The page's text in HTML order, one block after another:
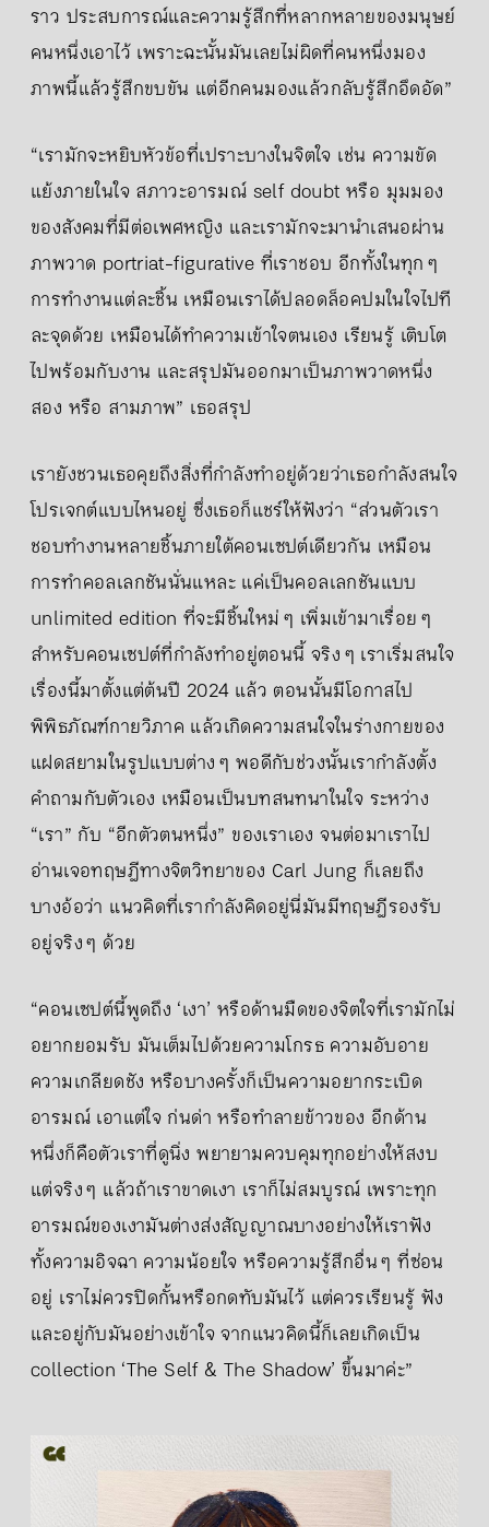
ราว ประสบการณ์และความรู้สึกที่หลากหลายของมนุษย์
คนหนึ่งเอาไว้ เพราะฉะนั้นมันเลยไม่ผิดที่คนหนึ่งมอง
ภาพนี้แล้วรู้สึกขบขัน แต่อีกคนมองแล้วกลับรู้สึกอึดอัด”
“เรามักจะหยิบหัวข้อที่เปราะบางในจิตใจ เช่น ความขัด
แย้งภายในใจ สภาวะอารมณ์ self doubt หรือ มุมมอง
ของสังคมที่มีต่อเพศหญิง และเรามักจะมานำเสนอผ่าน
ภาพวาด portriat-figurative ที่เราชอบ อีกทั้งในทุก ๆ
การทำงานแต่ละชิ้น เหมือนเราได้ปลอดล็อคปมในใจไปที
ละจุดด้วย เหมือนได้ทำความเข้าใจตนเอง เรียนรู้ เติบโต
ไปพร้อมกับงาน และสรุปมันออกมาเป็นภาพวาดหนึ่ง
สอง หรือ สามภาพ” เธอสรุป
เรายังชวนเธอคุยถึงสิ่งที่กำลังทำอยู่ด้วยว่าเธอกำลังสนใจ
โปรเจกต์แบบไหนอยู่ ซึ่งเธอก็แชร์ให้ฟังว่า “ส่วนตัวเรา
ชอบทำงานหลายชิ้นภายใต้คอนเซปต์เดียวกัน เหมือน
การทำคอลเลกชันนั่นแหละ แค่เป็นคอลเลกชันแบบ
unlimited edition ที่จะมีชิ้นใหม่ ๆ เพิ่มเข้ามาเรื่อย ๆ
สำหรับคอนเซปต์ที่กำลังทำอยู่ตอนนี้ จริง ๆ เราเริ่มสนใจ
เรื่องนี้มาตั้งแต่ต้นปี 2024 แล้ว ตอนนั้นมีโอกาสไป
พิพิธภัณฑ์กายวิภาค แล้วเกิดความสนใจในร่างกายของ
แฝดสยามในรูปแบบต่าง ๆ พอดีกับช่วงนั้นเรากำลังตั้ง
คำถามกับตัวเอง เหมือนเป็นบทสนทนาในใจ ระหว่าง
“เรา” กับ “อีกตัวตนหนึ่ง” ของเราเอง จนต่อมาเราไป
อ่านเจอทฤษฎีทางจิตวิทยาของ Carl Jung ก็เลยถึง
บางอ้อว่า แนวคิดที่เรากำลังคิดอยู่นี่มันมีทฤษฎีรองรับ
อยู่จริง ๆ ด้วย
“คอนเซปต์นี้พูดถึง ‘เงา’ หรือด้านมืดของจิตใจที่เรามักไม่
อยากยอมรับ มันเต็มไปด้วยความโกรธ ความอับอาย
ความเกลียดชัง หรือบางครั้งก็เป็นความอยากระเบิด
อารมณ์ เอาแต่ใจ ก่นด่า หรือทำลายข้าวของ อีกด้าน
หนึ่งก็คือตัวเราที่ดูนิ่ง พยายามควบคุมทุกอย่างให้สงบ
แต่จริง ๆ แล้วถ้าเราขาดเงา เราก็ไม่สมบูรณ์ เพราะทุก
อารมณ์ของเงามันต่างส่งสัญญาณบางอย่างให้เราฟัง
ทั้งความอิจฉา ความน้อยใจ หรือความรู้สึกอื่น ๆ ที่ซ่อน
อยู่ เราไม่ควรปิดกั้นหรือกดทับมันไว้ แต่ควรเรียนรู้ ฟัง
และอยู่กับมันอย่างเข้าใจ จากแนวคิดนี้ก็เลยเกิดเป็น
collection ‘The Self & The Shadow’ ขึ้นมาค่ะ”